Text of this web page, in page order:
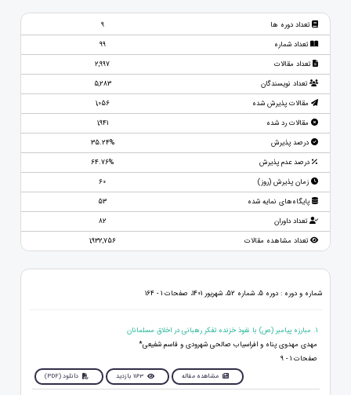
تعداد دوره ها
9
تعداد شماره
99
تعداد مقالات
2,997
تعداد نویسندگان
5,283
مقالات پذیرش شده
1,056
مقالات رد شده
1,941
درصد پذیرش
35.24%
درصد عدم پذیرش
64.76%
زمان پذیرش (روز)
60
پایگاه‌های نمایه شده
53
تعداد داوران
82
تعداد مشاهده مقالات
1,932,756
شماره و دوره : دوره 5، شماره 52، شهریور 1401، صفحات 1 - 164
1. مبارزه پیامبر (ص) با نفوذ خزنده تفکر رهبانی در اخلاق مسلمانان
مهدی مهدوی پناه و افراسیاب صالحی شهرودی و قاسم شفیعی*
صفحات 1 - 9
مشاهده مقاله 1163 بازدید دانلود (PDF)